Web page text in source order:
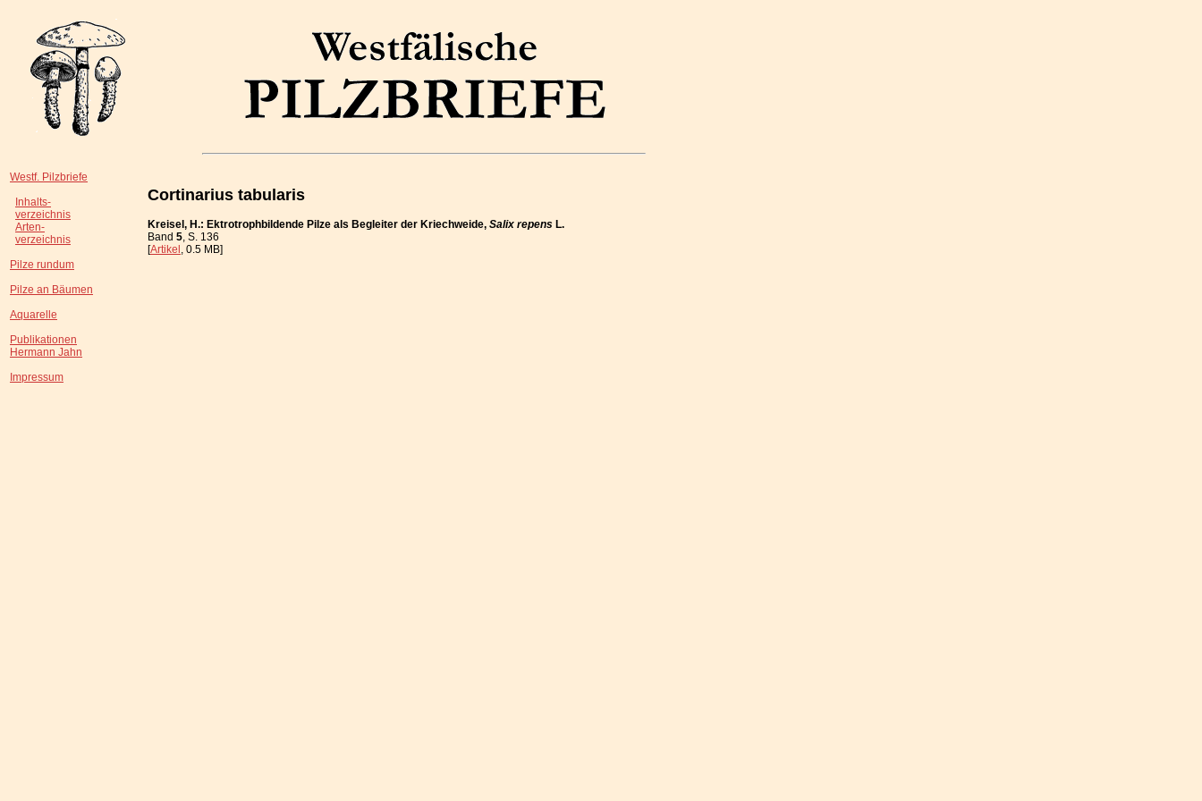
Westf. Pilzbriefe
Inhalts-
verzeichnis
Arten-
verzeichnis
Pilze rundum
Pilze an Bäumen
Aquarelle
Publikationen
Hermann Jahn
Impressum
Cortinarius tabularis
Kreisel, H.: Ektrotrophbildende Pilze als Begleiter der Kriechweide, Salix repens L.
Band 5, S. 136
[Artikel, 0.5 MB]